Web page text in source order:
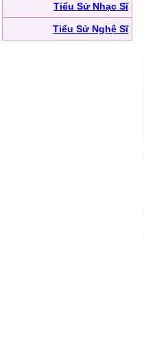
Tiểu Sử Nhạc Sĩ
Tiểu Sử Nghệ Sĩ